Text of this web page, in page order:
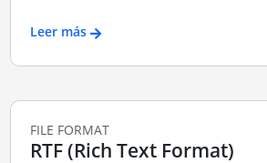
Leer más
FILE FORMAT
RTF (Rich Text Format)